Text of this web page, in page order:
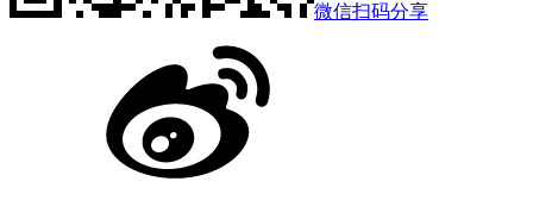
微信扫码分享